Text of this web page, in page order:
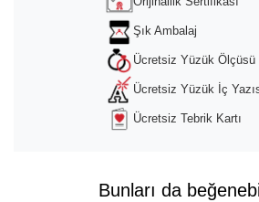
Management Platform
Şık Ambalaj
Ücretsiz Yüzük Ölçüsü
Ücretsiz Yüzük İç
Ücretsiz Tebrik Kartı
Bunları da